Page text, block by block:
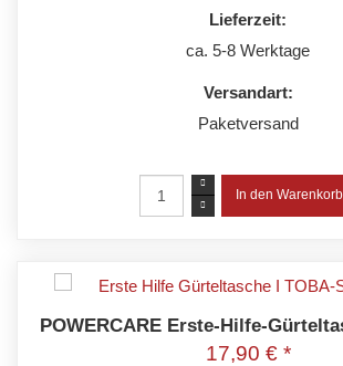
Lieferzeit:
ca. 5-8 Werktage
Versandart:
Paketversand
POWERCARE Erste-Hilfe-
17,90 € *